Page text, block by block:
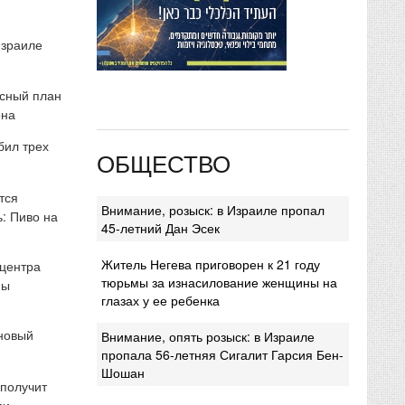
план
трех
Пиво на
ОБЩЕСТВО
Внимание, розыск: в Израиле пропал
45-летний Дан Эсек
Житель Негева приговорен к 21 году
тюрьмы за изнасилование женщины на
глазах у ее ребенка
Внимание, опять розыск: в Израиле
пропала 56-летняя Сигалит Гарсия Бен-
Шошан